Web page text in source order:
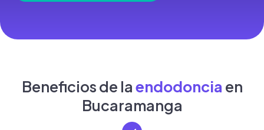
Beneficios de laendodoncia en
Bucaramanga